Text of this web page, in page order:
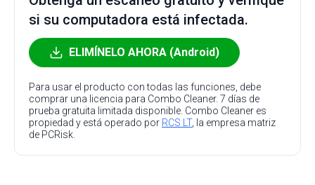
si su computadora está infectada.
ELIMÍNELO AHORA (Android)
Para usar el producto con todas las funciones, debe
comprar una licencia para Combo Cleaner. 7 días de
prueba gratuita limitada disponible. Combo Cleaner es
propiedad y está operado por RCS LT, la empresa matriz
de PCRisk.